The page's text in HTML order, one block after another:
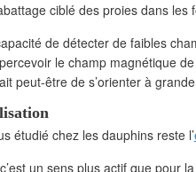
ciblé des proies dans les
de détecter de faibles
le champ magnétique
peut-être de s’orienter à
étudié chez les dauphins reste l’
un sens plus actif que pour